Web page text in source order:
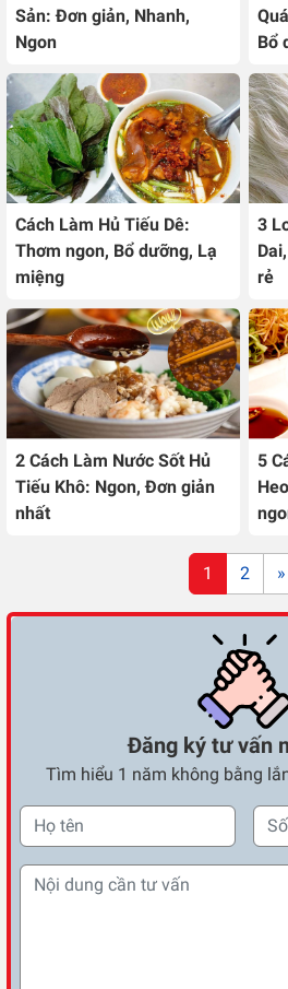
Sản: Đơn giản, Nhanh,
Ngon
Bổ
Cách Làm Hủ Tiếu Dê:
Thơm ngon, Bổ dưỡng, Lạ
miệng
3
rẻ
2 Cách Làm Nước Sốt Hủ
Tiếu Khô: Ngon, Đơn giản
nhất
5
1 2 »
Đăng ký tư vấn
Tìm hiểu 1 năm không bằng